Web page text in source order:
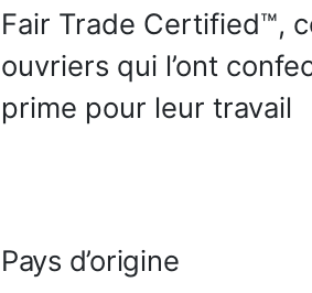
Fair Trade Certified™,
ouvriers qui l’ont
prime pour leur travail
Pays d’origine